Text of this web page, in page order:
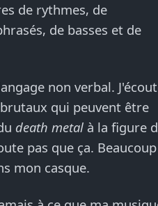
de rythmes, de
de basses et de
non verbal.
qui peuvent être
death metal à la figure
pas que ça. Beaucoup
mon casque.